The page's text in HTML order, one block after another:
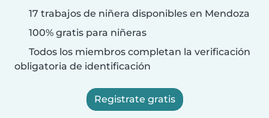
17 trabajos de niñera disponibles en Mendoza
100% gratis para niñeras
Todos los miembros completan la verificación
obligatoria de identificación
Registrate gratis